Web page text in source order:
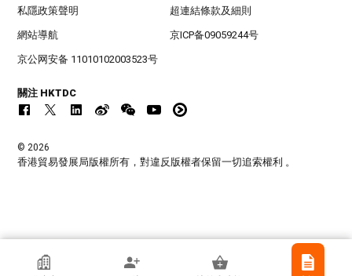
香港貿發局參展商
私隱政策聲明 超連結條款及細則
網站導航 京ICP备09059244号
京公网安备 11010102003523号
關注 HKTDC
© 2026
香港貿易發展局版權所有，對違反版權者保留一切追索權利 。